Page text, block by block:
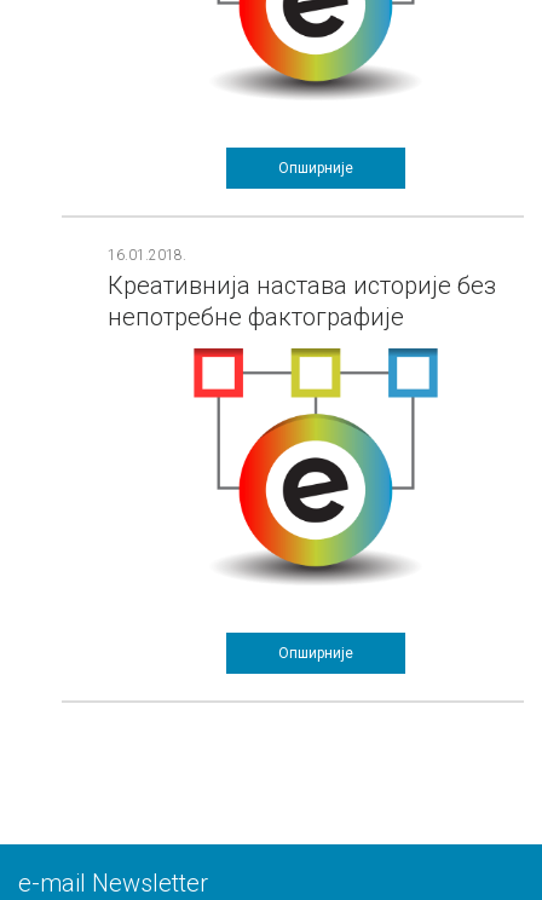
Опширније
16.01.2018.
Креативнија настава историје без
непотребне фактографије
Опширније
е-mail Newsletter